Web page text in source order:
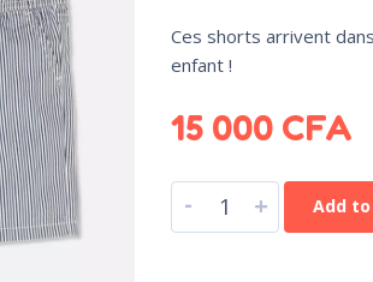
Ces shorts arrivent
enfant !
15 000 CFA
- + Add